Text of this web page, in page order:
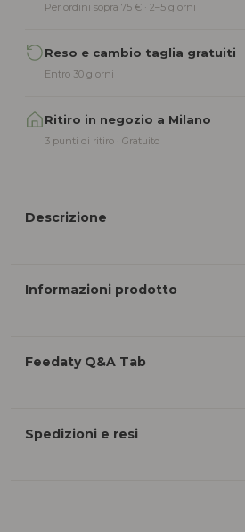
Per ordini sopra 75 € · 2–5 giorni
Reso e cambio taglia gratuiti
Entro 30 giorni
Ritiro in negozio a Milano
3 punti di ritiro · Gratuito
Descrizione
Informazioni prodotto
Feedaty Q&A Tab
Spedizioni e resi